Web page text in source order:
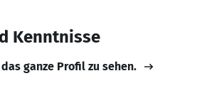
Kenntnisse
ganze Profil zu sehen.